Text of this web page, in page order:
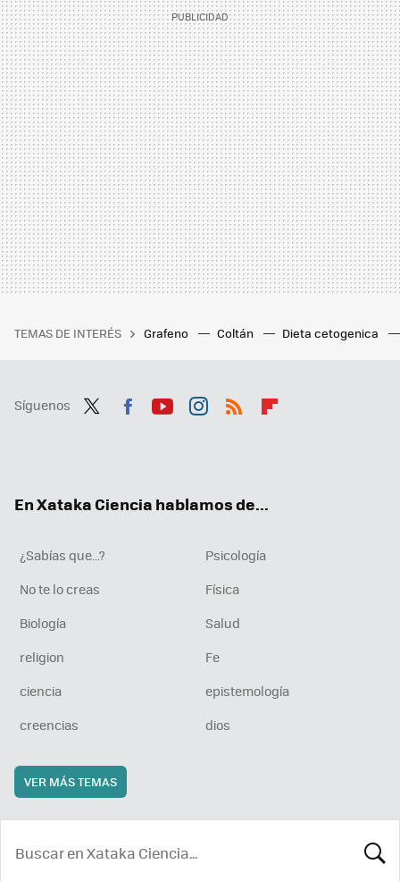
TEMAS DE INTERÉS Grafeno Coltán Dieta cetogenica
Síguenos
En Xataka Ciencia hablamos de...
¿Sabías que...?
Psicología
No te lo creas
Física
Biología
Salud
religion
Fe
ciencia
epistemología
creencias
dios
VER MÁS TEMAS